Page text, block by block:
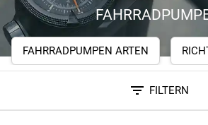
FAHRRADPUMPEN ARTEN
FILTERN